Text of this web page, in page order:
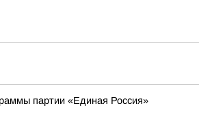
партии «Единая Россия»